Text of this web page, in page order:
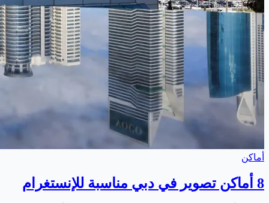
أماكن
8 أماكن تصوير في دبي مناسبة للإنستغرام